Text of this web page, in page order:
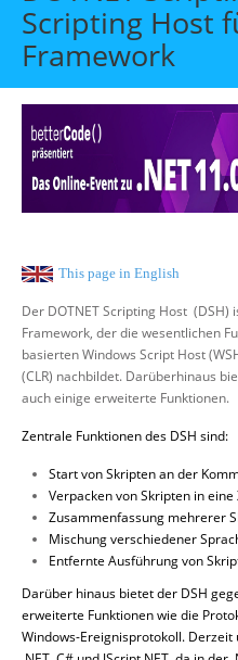
Themen
Beratung
Offene Seminare
Wissen
Über uns
Scripting Host
Framework
This page in English
Der DOTNET Scripting Host (DSH)
Framework, der die wesentlichen
basierten Windows Script Host
(CLR) nachbildet. Darüberhinaus
auch einige erweiterte Funktionen.
Zentrale Funktionen des DSH sind:
Start von Skripten an der
Verpacken von Skripten in
Zusammenfassung mehrerer
Mischung verschiedener
Entfernte Ausführung von
Darüber hinaus bietet der DSH
erweiterte Funktionen wie die
Windows-Ereignisprotokoll. Derzeit